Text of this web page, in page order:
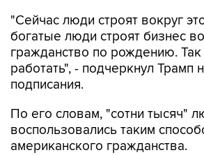
"Сейчас люди строят вокруг
богатые люди строят бизнес
гражданство по рождению.
работать", - подчеркнул Трамп
подписания.
По его словам, "сотни тысяч"
воспользовались таким
американского гражданства.